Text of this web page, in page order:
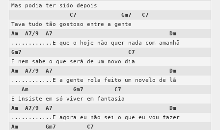
Mas podia ter sido depois
C7
Gm7
C7
Am
A7/9 A7
Dm
Gm7
C7
Am
A7/9 A7
Dm
............E a gente rola feito um novelo de lã
Am
Gm7
C7
Am
A7/9 A7
Dm
............E agora eu não sei o que eu vou fazer
Am
Gm7
C7